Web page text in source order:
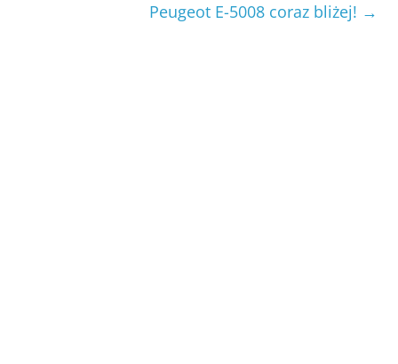
Peugeot E-5008 coraz bliżej! →